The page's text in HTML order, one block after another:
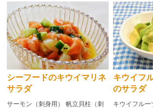
卵・乳製品
お米・麺
類・穀物
その他
ビール ハイボール（ウイスキー
赤ワイン 白ワイン
シーフードのキウイマリネ
サラダ
サーモン（刺身用） 帆立貝柱（刺
キウイフ
のサラダ
キウイフル